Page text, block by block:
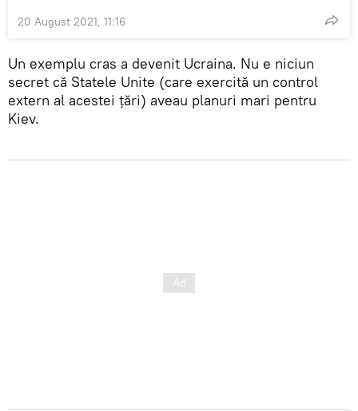
20 August 2021, 11:16
Un exemplu cras a devenit Ucraina. Nu e niciun
secret că Statele Unite (care exercită un control
extern al acestei țări) aveau planuri mari pentru
Kiev.